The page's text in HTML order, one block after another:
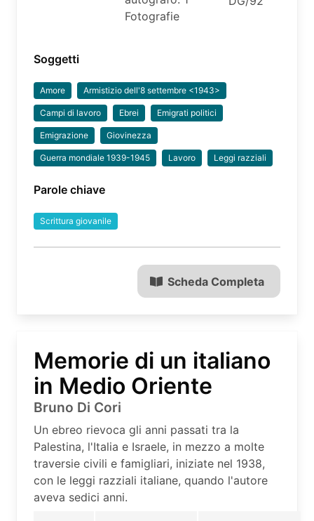
Fotografie
Soggetti
Amore Armistizio dell'8 settembre <1943>
Campi di lavoro Ebrei Emigrati politici
Emigrazione Giovinezza
Guerra mondiale 1939-1945 Lavoro Leggi razziali
Parole chiave
Scrittura giovanile
Scheda Completa
Memorie di un italiano
in Medio Oriente
Bruno Di Cori
Un ebreo rievoca gli anni passati tra la
Palestina, l'Italia e Israele, in mezzo a molte
traversie civili e famigliari, iniziate nel 1938,
con le leggi razziali italiane, quando l'autore
aveva sedici anni.